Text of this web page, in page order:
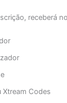
receberá
Xtream Codes